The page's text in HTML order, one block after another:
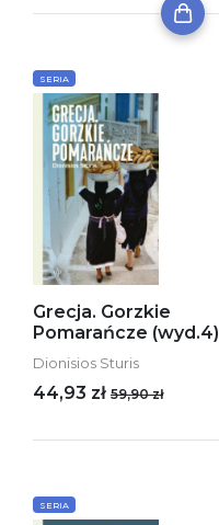
SERIA
Grecja. Gorzkie
Pomarańcze (wyd.4)
Dionisios Sturis
44,93 zł 59,90 zł
SERIA